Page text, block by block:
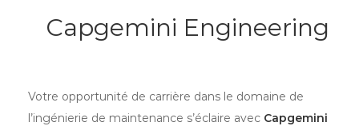
Capgemini Engineering
Votre opportunité de carrière dans le domaine de
l’ingénierie de maintenance s’éclaire avec Capgemini